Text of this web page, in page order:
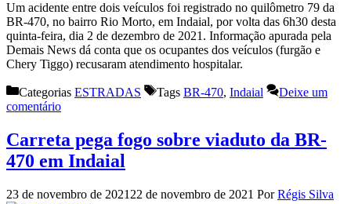
Um acidente entre dois veículos foi registrado no quilômetro 79 da
BR-470, no bairro Rio Morto, em Indaial, por volta das 6h30 desta
quinta-feira, dia 2 de dezembro de 2021. Informação apurada pela
Demais News dá conta que os ocupantes dos veículos (furgão e
Chery Tiggo) recusaram atendimento hospitalar.
Categorias ESTRADAS Tags BR-470, Indaial
Deixe um
comentário
Carreta pega fogo sobre viaduto da BR-
470 em Indaial
23 de novembro de 2021 22 de novembro de 2021 PorRégis Silva